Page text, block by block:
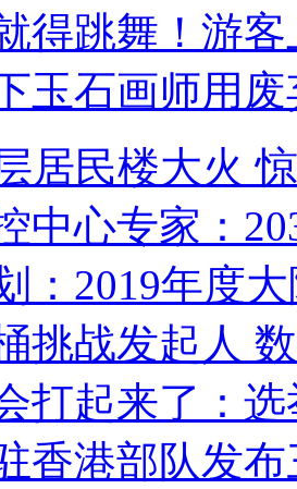
得跳舞！游客
玉石画师用
居民楼大火
中心专家：
：2019年度
挑战发起人
打起来了：
香港部队发